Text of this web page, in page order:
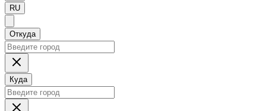
RU
Откуда
Куда